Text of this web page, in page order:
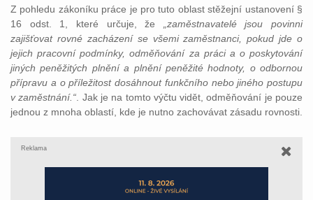
Z pohledu zákoníku práce je pro tuto oblast stěžejní ustanovení §
16 odst. 1, které určuje, že
„zaměstnavatelé jsou povinni
zajišťovat rovné zacházení se všemi zaměstnanci, pokud jde o
jejich pracovní podmínky, odměňování za práci a o poskytování
jiných peněžitých plnění a plnění peněžité hodnoty, o odbornou
přípravu a o příležitost dosáhnout funkčního nebo jiného postupu
v zaměstnání.“ . Jak je na tomto výčtu vidět, odměňování je pouze
jednou z mnoha oblastí, kde je nutno zachovávat zásadu rovnosti.
Reklama